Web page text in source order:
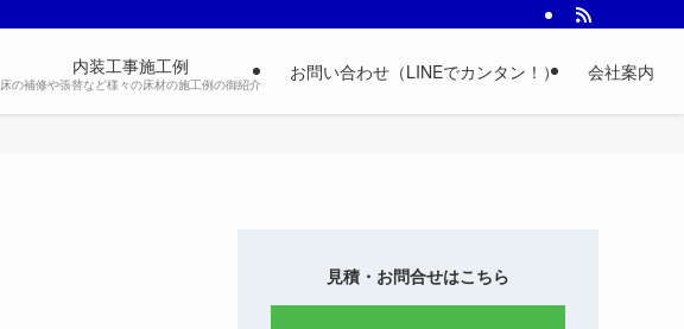
内装工事施工例
床の補修や張替など様々の床材の施工例の御紹介
お問い合わせ（LINEでカンタン！） 会社案内
見積・お問合せはこちら